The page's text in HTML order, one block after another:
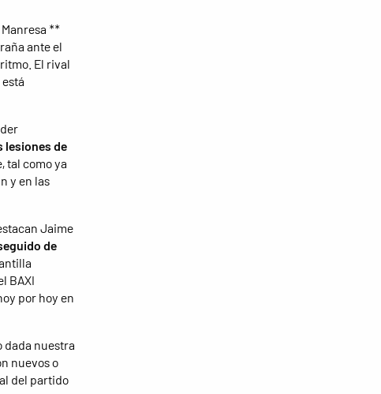
**
ante el
El rival
lesiones de
tal como ya
y en las
Jaime
de
BAXI
por hoy en
dada nuestra
nuevos o
del partido